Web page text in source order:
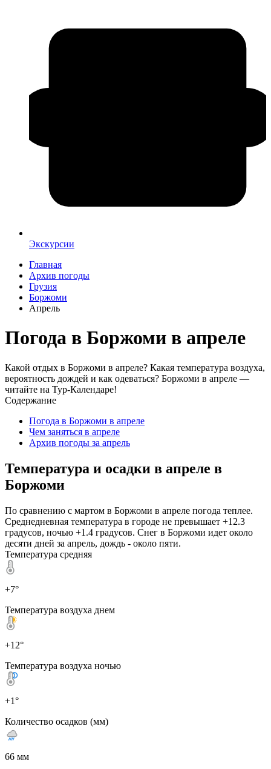
Экскурсии
Главная
Архив погоды
Грузия
Боржоми
Апрель
Погода в Боржоми в апреле
Какой отдых в Боржоми в апреле? Какая температура воздуха,
вероятность дождей и как одеваться? Боржоми в апреле —
читайте на Тур-Календаре!
Содержание
Погода в Боржоми в апреле
Чем заняться в апреле
Архив погоды за апрель
Температура и осадки в апреле в
Боржоми
По сравнению с мартом в Боржоми в апреле погода теплее.
Среднедневная температура в городе не превышает +12.3
градусов, ночью +1.4 градусов. Снег в Боржоми идет около
десяти дней за апрель, дождь - около пяти.
Температура средняя
+7°
Температура воздуха днем
+12°
Температура воздуха ночью
+1°
Количество осадков (мм)
66 мм